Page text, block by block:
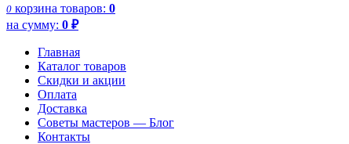
0 корзина товаров: 0
на сумму: 0 ₽
Главная
Каталог товаров
Скидки и акции
Оплата
Доставка
Советы мастеров — Блог
Контакты